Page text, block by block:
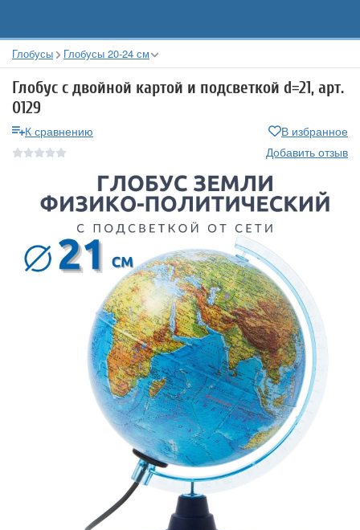
Глобусы Глобусы 20-24 см
Глобус с двойной картой и подсветкой d=21, арт.
0129
К сравнению
В избранное
Добавить отзыв